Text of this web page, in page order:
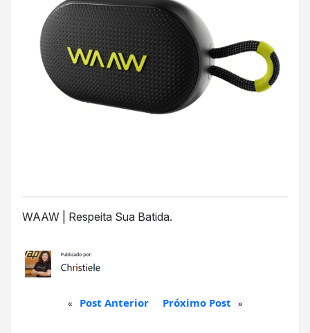
WAAW | Respeita Sua Batida.
« Post Anterior Próximo Post »